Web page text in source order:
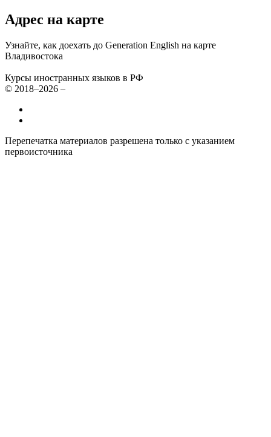
Адрес на карте
Узнайте, как доехать до Generation English на карте
Владивостока
Курсы иностранных языков в РФ
© 2018–2026 –
Перепечатка материалов разрешена только с указанием
первоисточника